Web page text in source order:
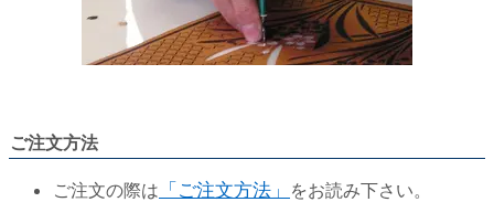
ご注文方法
ご注文の際は 「ご注文方法」 をお読み下さい。